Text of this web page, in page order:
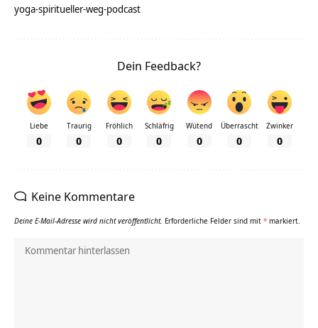
yoga-spiritueller-weg-podcast
Dein Feedback?
Liebe
0
Traurig
0
Fröhlich
0
Schläfrig
0
Wütend
0
Überrascht
0
Zwinker
0
Keine Kommentare
Deine E-Mail-Adresse wird nicht veröffentlicht. Erforderliche Felder sind mit * markiert.